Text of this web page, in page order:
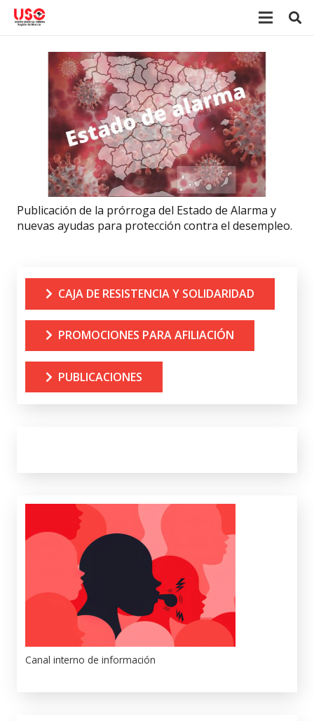
Publicación de la prórroga del Estado de Alarma y
nuevas ayudas para protección contra el desempleo.
CAJA DE RESISTENCIA Y SOLIDARIDAD
PROMOCIONES PARA AFILIACIÓN
PUBLICACIONES
Canal interno de información